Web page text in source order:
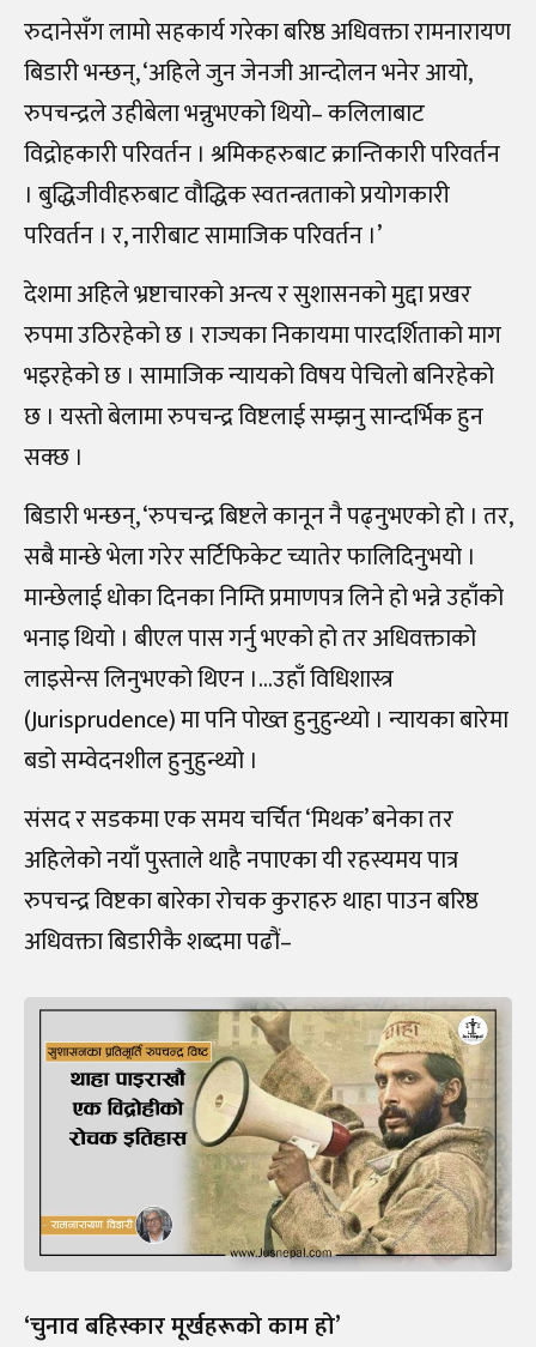
रुदानेसँग लामो सहकार्य गरेका बरिष्ठ अधिवक्ता रामनारायण
बिडारी भन्छन्, ‘अहिले जुन जेनजी आन्दोलन भनेर आयो,
रुपचन्द्रले उहीबेला भन्नुभएको थियो– कलिलाबाट
विद्रोहकारी परिवर्तन । श्रमिकहरुबाट क्रान्तिकारी परिवर्तन
। बुद्धिजीवीहरुबाट वौद्धिक स्वतन्त्रताको प्रयोगकारी
परिवर्तन । र, नारीबाट सामाजिक परिवर्तन ।’
देशमा अहिले भ्रष्टाचारको अन्त्य र सुशासनको मुद्दा प्रखर
रुपमा उठिरहेको छ । राज्यका निकायमा पारदर्शिताको माग
भइरहेको छ । सामाजिक न्यायको विषय पेचिलो बनिरहेको
छ । यस्तो बेलामा रुपचन्द्र विष्टलाई सम्झनु सान्दर्भिक हुन
सक्छ ।
बिडारी भन्छन्, ‘रुपचन्द्र बिष्टले कानून नै पढ्नुभएको हो । तर,
सबै मान्छे भेला गरेर सर्टिफिकेट च्यातेर फालिदिनुभयो ।
मान्छेलाई धोका दिनका निम्ति प्रमाणपत्र लिने हो भन्ने उहाँको
भनाइ थियो । बीएल पास गर्नु भएको हो तर अधिवक्ताको
लाइसेन्स लिनुभएको थिएन ।…उहाँ विधिशास्त्र
(Jurisprudence) मा पनि पोख्त हुनुहुन्थ्यो । न्यायका बारेमा
बडो सम्वेदनशील हुनुहुन्थ्यो ।
संसद र सडकमा एक समय चर्चित ‘मिथक’ बनेका तर
अहिलेको नयाँ पुस्ताले थाहै नपाएका यी रहस्यमय पात्र
रुपचन्द्र विष्टका बारेका रोचक कुराहरु थाहा पाउन बरिष्ठ
अधिवक्ता बिडारीकै शब्दमा पढौं–
‘चुनाव बहिस्कार मूर्खहरूको काम हो’